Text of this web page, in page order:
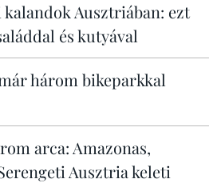
kalandok Ausztriában: ezt
és kutyával
három bikeparkkal
arca: Amazonas,
Ausztria keleti